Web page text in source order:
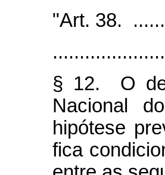
"Art. 38.
§ 12. O
Nacional
hipótese
fica